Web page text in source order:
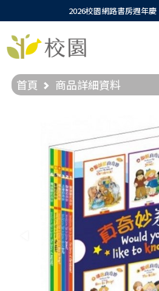
2026校園網路書房週年
首頁 商品詳細資料